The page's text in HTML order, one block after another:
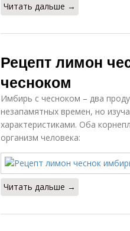
Читать дальше →
Рецепт лимон
чесноком
Имбирь с чесноком – два
незапамятных времен, но
характеристиками. Оба
организм человека:
Читать дальше →